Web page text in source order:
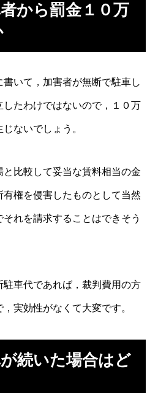
から罰金１０万
いて，加害者が無断で駐車し
たわけではないので，１０万
ないでしょう。
比較して妥当な賃料相当の金
権を侵害したものとして当然
れを請求することはできそう
車代であれば，裁判費用の方
実効性がなくて大変です。
続いた場合はど